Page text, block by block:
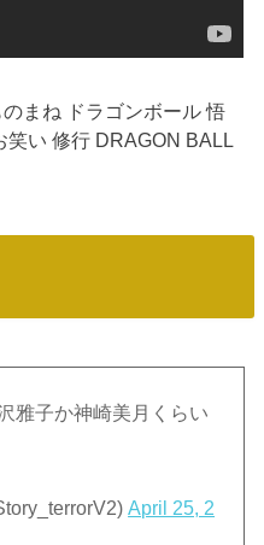
まね ドラゴンボール 悟
笑い 修行 DRAGON BALL
雅子か神崎美月くらい
April 25, 2